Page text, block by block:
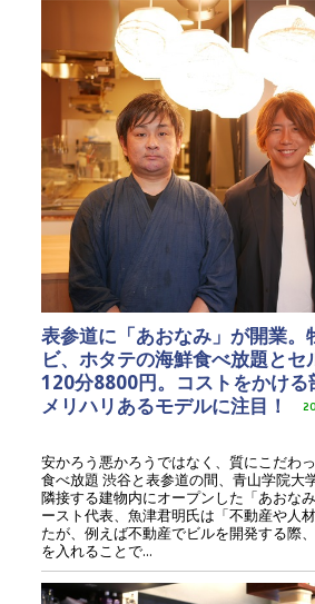
表参道に「あおなみ」が開業。
ビ、ホタテの海鮮食べ放題とセ
120分8800円。コストをかける
メリハリあるモデルに注目！
安かろう悪かろうではなく、質にこだわ
食べ放題 渋谷と表参道の間、青山学院大
隣接する建物内にオープンした「あおな
ースト代表、魚津君明氏は「不動産や人
たが、例えば不動産でビルを開発する際
を入れることで...